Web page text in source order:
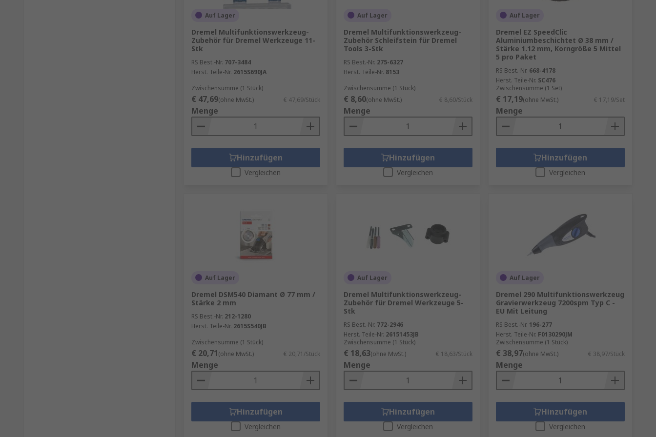
Auf Lager
Dremel Multifunktionswerkzeug-
Zubehör für Dremel Werkzeuge 11-
Stk
RS Best.-Nr. 707-3484
Herst. Teile-Nr. 2615S690JA
Zwischensumme (1 Stück)
€ 47,69(ohne MwSt.) € 47,69/Stück
Menge
Hinzufügen
Vergleichen
Auf Lager
Dremel Multifunktionswerkzeug-
Zubehör Schleifstein für Dremel
Tools 3-Stk
RS Best.-Nr. 275-6327
Herst. Teile-Nr. 8153
Zwischensumme (1 Stück)
€ 8,60(ohne MwSt.) € 8,60/Stück
Menge
Hinzufügen
Vergleichen
Auf Lager
Dremel EZ SpeedClic
Aluminiumbeschichtet Ø 38 mm /
Stärke 1.12 mm, Korngröße 5 Mittel
5 pro Paket
RS Best.-Nr. 668-4178
Herst. Teile-Nr. SC476
Zwischensumme (1 Set)
€ 17,19(ohne MwSt.) € 17,19/Set
Menge
Hinzufügen
Vergleichen
Auf Lager
Dremel DSM540 Diamant Ø 77 mm /
Stärke 2 mm
RS Best.-Nr. 212-1280
Herst. Teile-Nr. 2615S540JB
Zwischensumme (1 Stück)
€ 20,71(ohne MwSt.) € 20,71/Stück
Menge
Hinzufügen
Vergleichen
Auf Lager
Dremel Multifunktionswerkzeug-
Zubehör für Dremel Werkzeuge 5-
Stk
RS Best.-Nr. 772-2946
Herst. Teile-Nr. 26151453JB
Zwischensumme (1 Stück)
€ 18,63(ohne MwSt.) € 18,63/Stück
Menge
Hinzufügen
Vergleichen
Auf Lager
Dremel 290 Multifunktionswerkzeug
Gravierwerkzeug 7200spm Typ C -
EU Mit Leitung
RS Best.-Nr. 196-277
Herst. Teile-Nr. F0130290JM
Zwischensumme (1 Stück)
€ 38,97(ohne MwSt.) € 38,97/Stück
Menge
Hinzufügen
Vergleichen